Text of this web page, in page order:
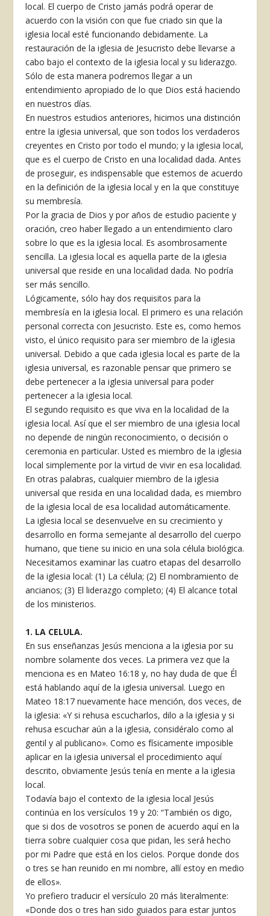
local. El cuerpo de Cristo jamás podrá operar de
acuerdo con la visión con que fue criado sin que la
iglesia local esté funcionando debidamente. La
restauración de la iglesia de Jesucristo debe llevarse a
cabo bajo el contexto de la iglesia local y su liderazgo.
Sólo de esta manera podremos llegar a un
entendimiento apropiado de lo que Dios está haciendo
en nuestros días.
En nuestros estudios anteriores, hicimos una distinción
entre la iglesia universal, que son todos los verdaderos
creyentes en Cristo por todo el mundo; y la iglesia local,
que es el cuerpo de Cristo en una localidad dada. Antes
de proseguir, es indispensable que estemos de acuerdo
en la definición de la iglesia local y en la que constituye
su membresía.
Por la gracia de Dios y por años de estudio paciente y
oración, creo haber llegado a un entendimiento claro
sobre lo que es la iglesia local. Es asombrosamente
sencilla. La iglesia local es aquella parte de la iglesia
universal que reside en una localidad dada. No podría
ser más sencillo.
Lógicamente, sólo hay dos requisitos para la
membresía en la iglesia local. El primero es una relación
personal correcta con Jesucristo. Este es, como hemos
visto, el único requisito para ser miembro de la iglesia
universal. Debido a que cada iglesia local es parte de la
iglesia universal, es razonable pensar que primero se
debe pertenecer a la iglesia universal para poder
pertenecer a la iglesia local.
El segundo requisito es que viva en la localidad de la
iglesia local. Así que el ser miembro de una iglesia local
no depende de ningún reconocimiento, o decisión o
ceremonia en particular. Usted es miembro de la iglesia
local simplemente por la virtud de vivir en esa localidad.
En otras palabras, cualquier miembro de la iglesia
universal que resida en una localidad dada, es miembro
de la iglesia local de esa localidad automáticamente.
La iglesia local se desenvuelve en su crecimiento y
desarrollo en forma semejante al desarrollo del cuerpo
humano, que tiene su inicio en una sola célula biológica.
Necesitamos examinar las cuatro etapas del desarrollo
de la iglesia local: (1) La célula; (2) El nombramiento de
ancianos; (3) El liderazgo completo; (4) El alcance total
de los ministerios.
1. LA CELULA.
En sus enseñanzas Jesús menciona a la iglesia por su
nombre solamente dos veces. La primera vez que la
menciona es en Mateo 16:18 y, no hay duda de que Él
está hablando aquí de la iglesia universal. Luego en
Mateo 18:17 nuevamente hace mención, dos veces, de
la iglesia: «Y si rehusa escucharlos, dilo a la iglesia y si
rehusa escuchar aún a la iglesia, considéralo como al
gentil y al publicano». Como es físicamente imposible
aplicar en la iglesia universal el procedimiento aquí
descrito, obviamente Jesús tenía en mente a la iglesia
local.
Todavía bajo el contexto de la iglesia local Jesús
continúa en los versículos 19 y 20: “También os digo,
que si dos de vosotros se ponen de acuerdo aquí en la
tierra sobre cualquier cosa que pidan, les será hecho
por mi Padre que está en los cielos. Porque donde dos
o tres se han reunido en mi nombre, allí estoy en medio
de ellos».
Yo prefiero traducir el versículo 20 más literalmente:
«Donde dos o tres han sido guiados para estar juntos